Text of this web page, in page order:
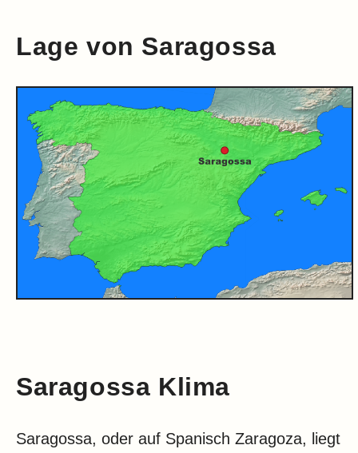
Lage von Saragossa
Saragossa Klima
Saragossa, oder auf Spanisch Zaragoza, liegt